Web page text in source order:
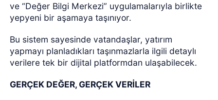
ve “Değer Bilgi Merkezi” uygulamalarıyla birlikte
yepyeni bir aşamaya taşınıyor.
Bu sistem sayesinde vatandaşlar, yatırım
yapmayı planladıkları taşınmazlarla ilgili detaylı
verilere tek bir dijital platformdan ulaşabilecek.
GERÇEK DEĞER, GERÇEK VERİLER